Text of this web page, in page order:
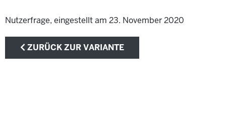
Nutzerfrage, eingestellt am 23. November 2020
ZURÜCK ZUR VARIANTE